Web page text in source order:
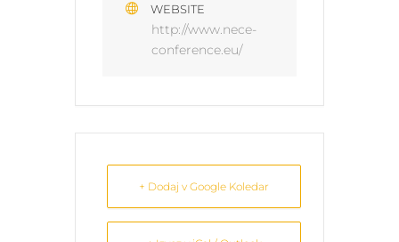
WEBSITE
http://www.nece-
conference.eu/
+ Dodaj v Google Koledar